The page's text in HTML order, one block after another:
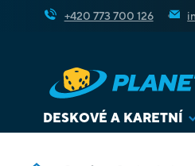
+420 773 700 126
DESKOVÉ A KARETNÍ